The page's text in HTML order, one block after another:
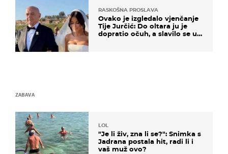
RASKOŠNA PROSLAVA
Ovako je izgledalo vjenčanje
Tije Jurčić: Do oltara ju je
dopratio očuh, a slavilo se uz
ZABAVA
LOL
"Je li živ, zna li se?": Snimka s
Jadrana postala hit, radi li i
vaš muž ovo?